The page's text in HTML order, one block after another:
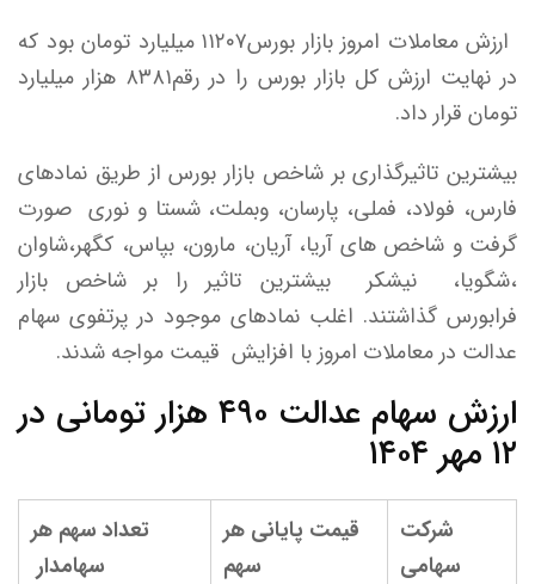
ارزش معاملات امروز بازار بورس۱۱۲۰۷ میلیارد تومان بود که
در نهایت ارزش کل بازار بورس را در رقم۸۳۸۱ هزار میلیارد
تومان قرار داد.
بیشترین تاثیرگذاری بر شاخص بازار بورس از طریق نمادهای
فارس، فولاد، فملی، پارسان، وبملت، شستا و نوری صورت
گرفت و شاخص های آریا، آریان، مارون، بپاس، کگهر،شاوان
،شگویا، نیشکر بیشترین تاثیر را بر شاخص بازار
فرابورس گذاشتند. اغلب نمادهای موجود در پرتفوی سهام
عدالت در معاملات امروز با افزایش قیمت مواجه شدند.
ارزش سهام عدالت ۴۹۰ هزار تومانی در
۱۲ مهر ۱۴۰۴
شرکت
سهامی
قیمت پایانی هر
سهم
تعداد سهم هر
سهامدار